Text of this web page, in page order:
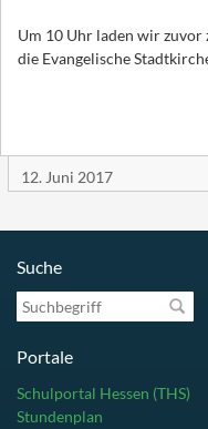
Um 10 Uhr laden wir zuvor
die Evangelische
12. Juni 2017
Suche
Suchbegriff
Portale
Schulportal Hessen (THS)
Stundenplan